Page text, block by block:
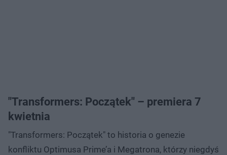
"Transformers: Początek" – premiera 7
kwietnia
"Transformers: Początek" to historia o genezie
konfliktu Optimusa Prime’a i Megatrona, którzy niegdyś